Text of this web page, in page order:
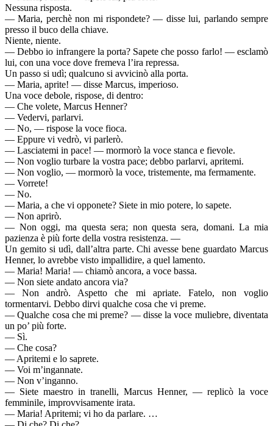
Nessuna risposta.
— Maria, perchè non mi rispondete? — disse lui, parlando sempre
presso il buco della chiave.
Niente, niente.
— Debbo io infrangere la porta? Sapete che posso farlo! — esclamò
lui, con una voce dove fremeva l’ira repressa.
Un passo si udì; qualcuno si avvicinò alla porta.
— Maria, aprite! — disse Marcus, imperioso.
Una voce debole, rispose, di dentro:
— Che volete, Marcus Henner?
— Vedervi, parlarvi.
— No, — rispose la voce fioca.
— Eppure vi vedrò, vi parlerò.
— Lasciatemi in pace! — mormorò la voce stanca e fievole.
— Non voglio turbare la vostra pace; debbo parlarvi, apritemi.
— Non voglio, — mormorò la voce, tristemente, ma fermamente.
— Vorrete!
— No.
— Maria, a che vi opponete? Siete in mio potere, lo sapete.
— Non aprirò.
— Non oggi, ma questa sera; non questa sera, domani. La mia
pazienza è più forte della vostra resistenza. —
Un gemito si udì, dall’altra parte. Chi avesse bene guardato Marcus
Henner, lo avrebbe visto impallidire, a quel lamento.
— Maria! Maria! — chiamò ancora, a voce bassa.
— Non siete andato ancora via?
— Non andrò. Aspetto che mi apriate. Fatelo, non voglio
tormentarvi. Debbo dirvi qualche cosa che vi preme.
— Qualche cosa che mi preme? — disse la voce muliebre, diventata
un po’ più forte.
— Sì.
— Che cosa?
— Apritemi e lo saprete.
— Voi m’ingannate.
— Non v’inganno.
— Siete maestro in tranelli, Marcus Henner, — replicò la voce
femminile, improvvisamente irata.
— Maria! Apritemi; vi ho da parlare. …